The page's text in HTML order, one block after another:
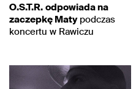
O.S.T.R. odpowiada na
zaczepkę Matypodczas
koncertu w Rawiczu